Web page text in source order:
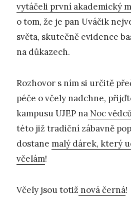
vytáčeli první akademický
o tom, že je pan Uváčik
světa, skutečně evidence
na důkazech.
Rozhovor s ním si určitě
péče o včely nadchne,
kampusu UJEP na Noc
této již tradiční zábavně
dostane malý dárek, který
včelám!
Včely jsou totiž nová černá!